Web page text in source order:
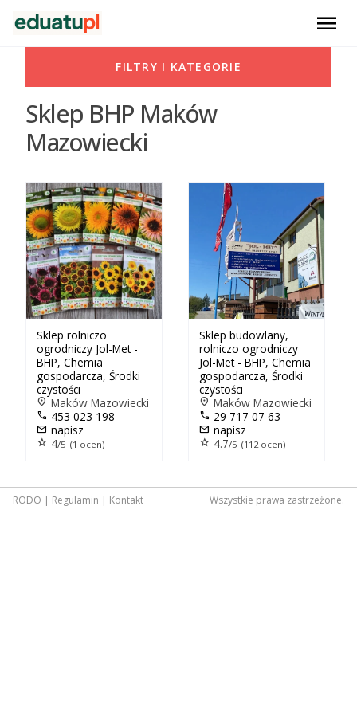
menu
Sklep BHP Maków
Mazowiecki
Sklep rolniczo
ogrodniczy Jol-Met -
BHP, Chemia
gospodarcza, Środki
czystości
location_on Maków Mazowiecki
call 453 023 198
mail napisz
star 4/5 (1 ocen)
Sklep budowlany,
rolniczo ogrodniczy
Jol-Met - BHP, Chemia
gospodarcza, Środki
czystości
location_on Maków Mazowiecki
call 29 717 07 63
mail napisz
star 4.7/5 (112 ocen)
FILTRY I KATEGORIE
RODO | Regulamin | Kontakt Wszystkie prawa zastrzeżone.